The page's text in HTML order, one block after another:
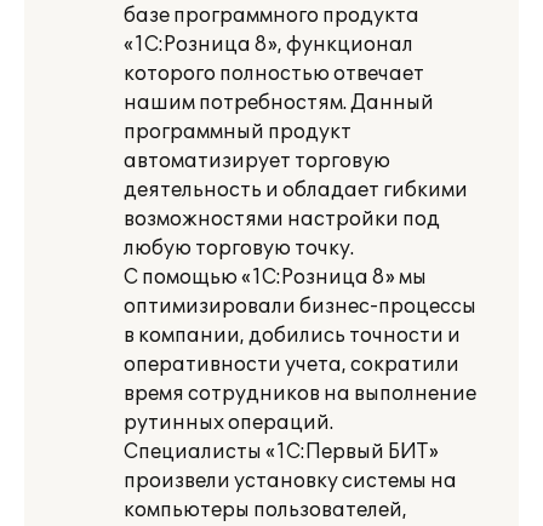
базе программного продукта
«1С:Розница 8», функционал
которого полностью отвечает
нашим потребностям. Данный
программный продукт
автоматизирует торговую
деятельность и обладает гибкими
возможностями настройки под
любую торговую точку.
С помощью «1С:Розница 8» мы
оптимизировали бизнес-процессы
в компании, добились точности и
оперативности учета, сократили
время сотрудников на выполнение
рутинных операций.
Специалисты «1С:Первый БИТ»
произвели установку системы на
компьютеры пользователей,